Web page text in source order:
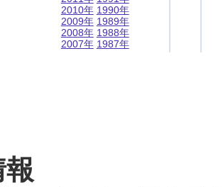
2010年
2009年
2008年
2007年
1990年
1989年
1988年
1987年